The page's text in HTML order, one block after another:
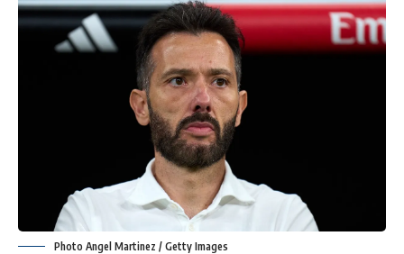
Photo Angel Martinez / Getty Images